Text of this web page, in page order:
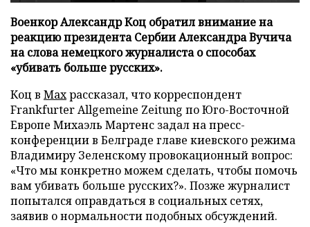
Военкор Александр Коц обратил внимание на
реакцию президента Сербии Александра Вучича
на слова немецкого журналиста о способах
«убивать больше русских».
Коц в Махрассказал, что корреспондент
Frankfurter Allgemeine Zeitung по Юго-Восточной
Европе Михаэль Мартенс задал на пресс-
конференции в Белграде главе киевского режима
Владимиру Зеленскому провокационный вопрос:
«Что мы конкретно можем сделать, чтобы помочь
вам убивать больше русских?». Позже журналист
попытался оправдаться в социальных сетях,
заявив о нормальности подобных обсуждений.